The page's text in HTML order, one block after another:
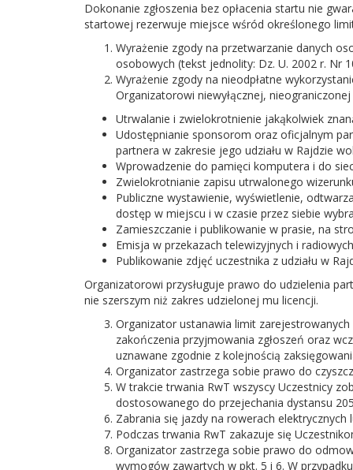
Dokonanie zgłoszenia bez opłacenia startu nie
startowej rezerwuje miejsce wśród określonego
Wyrażenie zgody na przetwarzanie danych
osobowych (tekst jednolity: Dz. U. 2002 r. Nr
Wyrażenie zgody na nieodpłatne
Organizatorowi niewyłącznej,
Utrwalanie i zwielokrotnienie jakąkolwiek
Udostępnianie sponsorom oraz oficjalnym
partnera w zakresie jego udziału w Rajdzie
Wprowadzenie do pamięci komputera i do
Zwielokrotnianie zapisu utrwalonego
Publiczne wystawienie, wyświetlenie,
dostęp w miejscu i w czasie przez siebie
Zamieszczanie i publikowanie w prasie, na
Emisja w przekazach telewizyjnych i
Publikowanie zdjęć uczestnika z udziału w
Organizatorowi przysługuje prawo do udzielenia
nie szerszym niż zakres udzielonej mu licencji.
Organizator ustanawia limit
zakończenia przyjmowania zgłoszeń oraz
uznawane zgodnie z kolejnością
Organizator zastrzega sobie prawo do
W trakcie trwania RwT wszyscy Uczestnicy
dostosowanego do przejechania dystansu
Zabrania się jazdy na rowerach
Podczas trwania RwT zakazuje się
Organizator zastrzega sobie prawo do
wymogów zawartych w pkt. 5 i 6. W